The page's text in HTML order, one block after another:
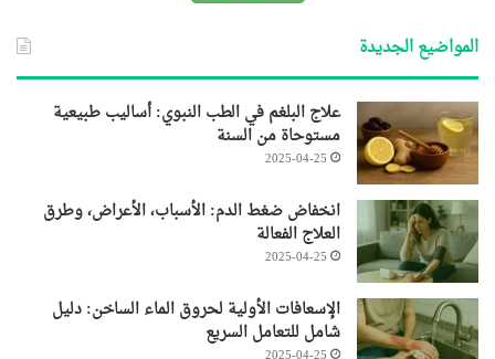
المواضيع الجديدة
علاج البلغم في الطب النبوي: أساليب طبيعية
مستوحاة من السنة
2025-04-25
انخفاض ضغط الدم: الأسباب، الأعراض، وطرق
العلاج الفعالة
2025-04-25
الإسعافات الأولية لحروق الماء الساخن: دليل
شامل للتعامل السريع